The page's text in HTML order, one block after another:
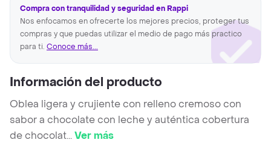
Compra con tranquilidad y seguridad en Rappi
Nos enfocamos en ofrecerte los mejores precios, proteger tus
compras y que puedas utilizar el medio de pago más practico
para ti. Conoce más...
Información del producto
Oblea ligera y crujiente con relleno cremoso con
sabor a chocolate con leche y auténtica cobertura
de chocolat...Ver más